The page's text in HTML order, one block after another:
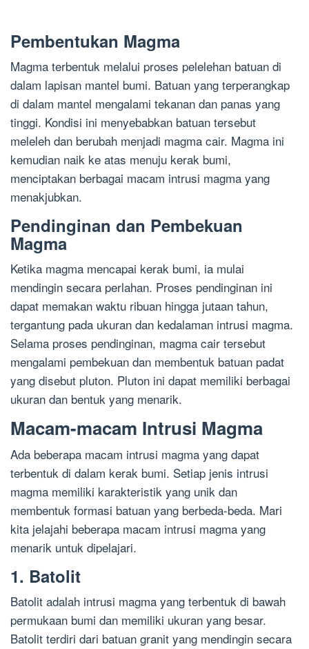
Pembentukan Magma
Magma terbentuk melalui proses pelelehan batuan di
dalam lapisan mantel bumi. Batuan yang terperangkap
di dalam mantel mengalami tekanan dan panas yang
tinggi. Kondisi ini menyebabkan batuan tersebut
meleleh dan berubah menjadi magma cair. Magma ini
kemudian naik ke atas menuju kerak bumi,
menciptakan berbagai macam intrusi magma yang
menakjubkan.
Pendinginan dan Pembekuan
Magma
Ketika magma mencapai kerak bumi, ia mulai
mendingin secara perlahan. Proses pendinginan ini
dapat memakan waktu ribuan hingga jutaan tahun,
tergantung pada ukuran dan kedalaman intrusi magma.
Selama proses pendinginan, magma cair tersebut
mengalami pembekuan dan membentuk batuan padat
yang disebut pluton. Pluton ini dapat memiliki berbagai
ukuran dan bentuk yang menarik.
Macam-macam Intrusi Magma
Ada beberapa macam intrusi magma yang dapat
terbentuk di dalam kerak bumi. Setiap jenis intrusi
magma memiliki karakteristik yang unik dan
membentuk formasi batuan yang berbeda-beda. Mari
kita jelajahi beberapa macam intrusi magma yang
menarik untuk dipelajari.
1. Batolit
Batolit adalah intrusi magma yang terbentuk di bawah
permukaan bumi dan memiliki ukuran yang besar.
Batolit terdiri dari batuan granit yang mendingin secara